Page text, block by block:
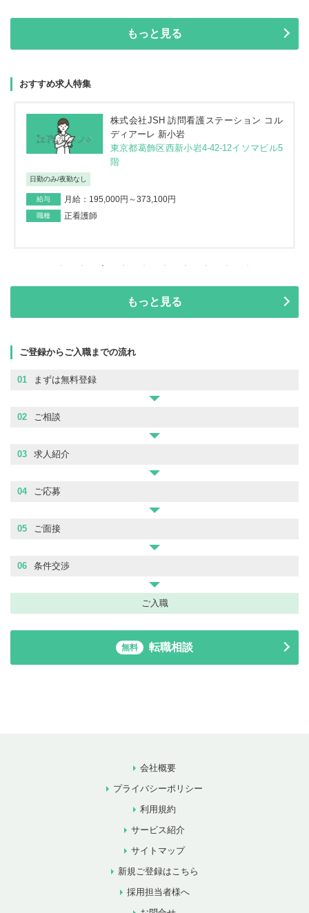
もっと見る
おすすめ求人特集
株式会社JSH 訪問看護ステーション コル
ディアーレ 新小岩
東京都葛飾区西新小岩4-42-12イソマビル5
階
日勤のみ/夜勤なし
給与 月給：195,000円～373,100円
職種 正看護師
もっと見る
ご登録からご入職までの流れ
01 まずは無料登録
02 ご相談
03 求人紹介
04 ご応募
05 ご面接
06 条件交渉
ご入職
無料 転職相談
会社概要
プライバシーポリシー
利用規約
サービス紹介
サイトマップ
新規ご登録はこちら
採用担当者様へ